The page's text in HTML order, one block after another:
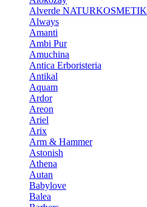
Alverde NATURKOSMETIK
Always
Amanti
Ambi Pur
Amuchina
Antica Erboristeria
Antikal
Aquam
Ardor
Areon
Ariel
Arix
Arm & Hammer
Astonish
Athena
Autan
Babylove
Balea